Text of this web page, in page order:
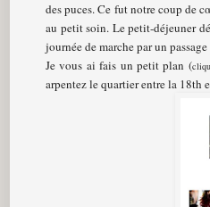
des puces. Ce fut notre coup de
au petit soin. Le petit-déjeuner
journée de marche par un
Je vous ai fais un petit plan (
arpentez le quartier entre la 18th